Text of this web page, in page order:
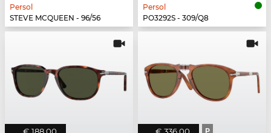
Persol
STEVE MCQUEEN - 96/56
Persol
PO3292S - 309/Q8
€ 188,00 € 336,00 P